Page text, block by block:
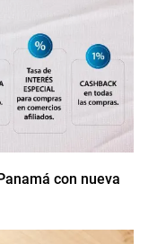
con nueva